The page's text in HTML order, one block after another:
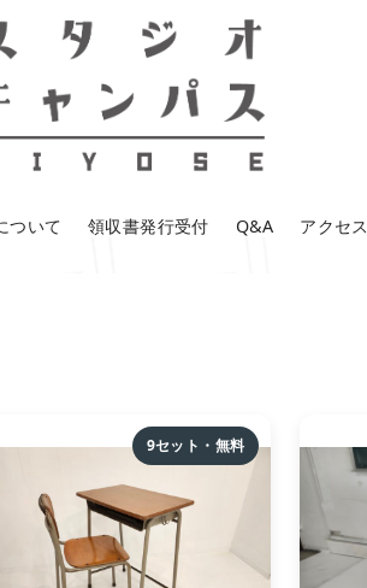
ついて 領収書発行受付 Q&A アクセス
9セット・無料